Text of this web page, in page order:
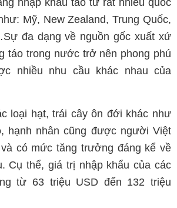
nhập khẩu táo từ rất nhiều quốc
Mỹ, New Zealand, Trung Quốc,
đa dạng về nguồn gốc xuất xứ
táo trong nước trở nên phong phú
nhiều nhu cầu khác nhau của
loại hạt, trái cây ôn đới khác như
hạnh nhân cũng được người Việt
có mức tăng trưởng đáng kể về
Cụ thể, giá trị nhập khẩu của các
từ 63 triệu USD đến 132 triệu